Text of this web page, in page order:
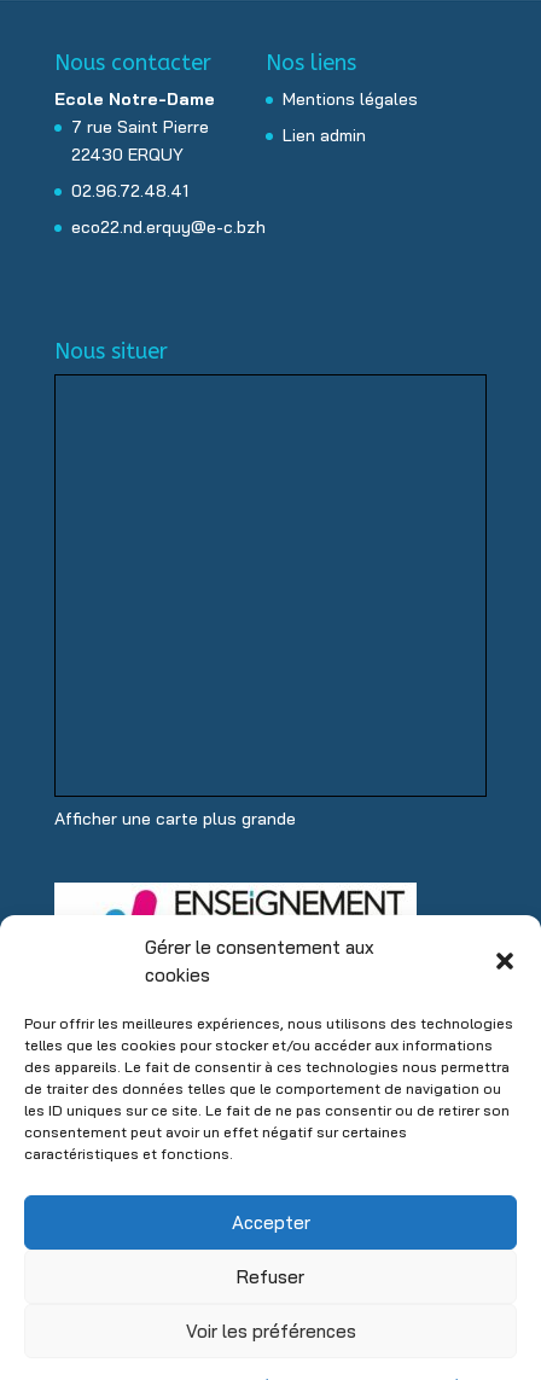
Gérer le consentement aux
cookies
Pour offrir les meilleures expériences, nous utilisons des technologies
telles que les cookies pour stocker et/ou accéder aux informations
des appareils. Le fait de consentir à ces technologies nous permettra
de traiter des données telles que le comportement de navigation ou
les ID uniques sur ce site. Le fait de ne pas consentir ou de retirer son
consentement peut avoir un effet négatif sur certaines
caractéristiques et fonctions.
Accepter
Refuser
Voir les préférences
Nous contacter
Ecole Notre-Dame
7 rue Saint Pierre
22430 ERQUY
02.96.72.48.41
eco22.nd.erquy@e-c.bzh
Nos liens
Mentions légales
Lien admin
Nous situer
Afficher une carte plus grande